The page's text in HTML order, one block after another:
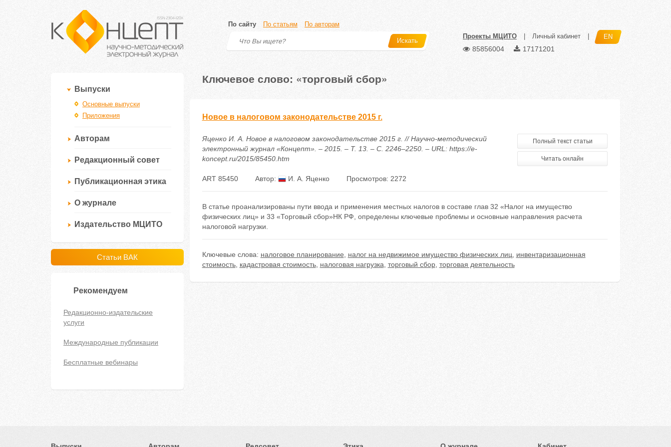
По сайту По статьям По авторам
Искать
Проекты МЦИТО Личный кабинет EN
85856004 17171201
Выпуски
Основные выпуски
Приложения
Авторам
Редакционный совет
Публикационная этика
О журнале
Издательство МЦИТО
Статьи ВАК
Рекомендуем
Редакционно-издательские
услуги
Международные публикации
Бесплатные вебинары
Ключевое слово: «торговый сбор»
Новое в налоговом законодательстве 2015 г.
Яценко И. А. Новое в налоговом законодательстве 2015 г. // Научно-методический
электронный журнал «Концепт». – 2015. – Т. 13. – С. 2246–2250. – URL: https://e-
koncept.ru/2015/85450.htm
Полный текст статьи
Читать онлайн
ART 85450 Автор: И. А. Яценко Просмотров: 2272
В статье проанализированы пути ввода и применения местных налогов в составе глав 32 «Налог на имущество
физических лиц» и 33 «Торговый сбор»НК РФ, определены ключевые проблемы и основные направления расчета
налоговой нагрузки.
Ключевые слова: налоговое планирование налог на недвижимое имущество физических лиц
инвентаризационная
стоимость, кадастровая стоимость, налоговая нагрузка торговый сбор, торговая деятельность